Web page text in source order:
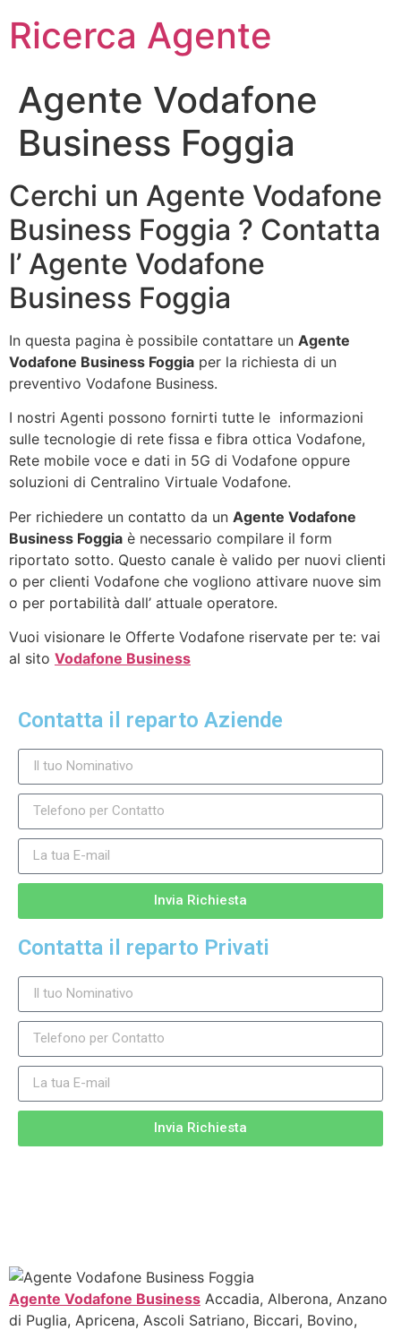
Ricerca Agente
Agente Vodafone
Business Foggia
Cerchi un Agente Vodafone
Business Foggia ? Contatta
l’ Agente Vodafone
Business Foggia
In questa pagina è possibile contattare un Agente
Vodafone Business Foggia per la richiesta di un
preventivo Vodafone Business.
I nostri Agenti possono fornirti tutte le informazioni
sulle tecnologie di rete fissa e fibra ottica Vodafone,
Rete mobile voce e dati in 5G di Vodafone oppure
soluzioni di Centralino Virtuale Vodafone.
Per richiedere un contatto da un Agente Vodafone
Business Foggia è necessario compilare il form
riportato sotto. Questo canale è valido per nuovi clienti
o per clienti Vodafone che vogliono attivare nuove sim
o per portabilità dall’ attuale operatore.
Vuoi visionare le Offerte Vodafone riservate per te: vai
al sito Vodafone Business
Contatta il reparto Aziende
Invia Richiesta
Contatta il reparto Privati
Invia Richiesta
Agente Vodafone Business Accadia, Alberona, Anzano
di Puglia, Apricena, Ascoli Satriano, Biccari, Bovino,